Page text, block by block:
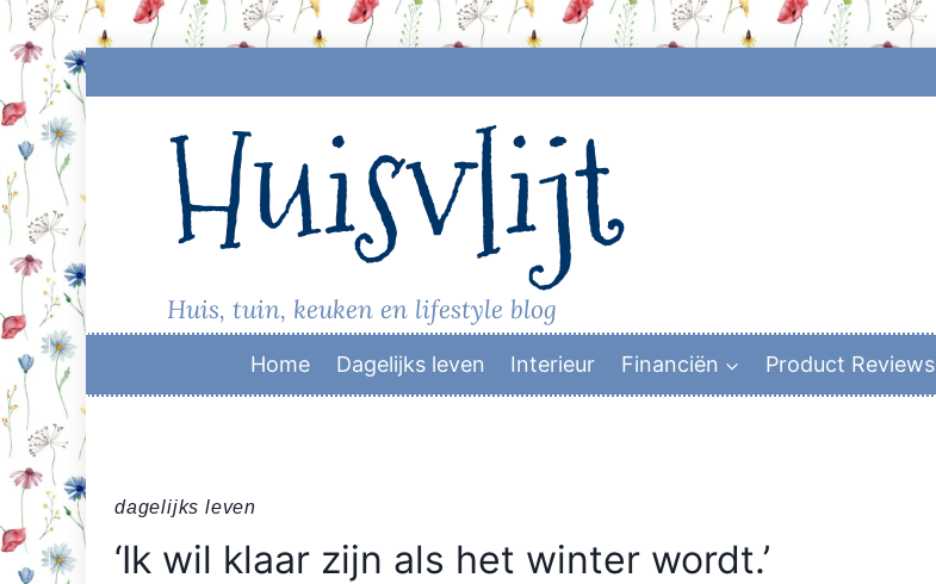
Skip
to
Huisvlijt
Huis, tuin, keuken en lifestyle blog
Home Dagelijks leven Interieur Financiën Product Reviews
dagelijks leven
‘Ik wil klaar zijn als het winter wordt.’